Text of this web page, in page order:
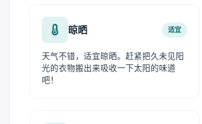
晾晒 适宜
天气不错，适宜晾晒。赶紧把久未见阳
光的衣物搬出来吸收一下太阳的味道
吧！